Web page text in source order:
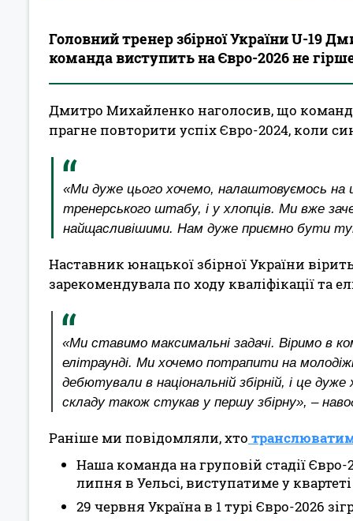
Головний тренер збірної України U-19
команда виступить на Євро-2026 не
Дмитро Михайленко наголосив, що
прагне повторити успіх Євро-2024, коли
«Ми дуже цього хочемо, налаштовуємось на
тренерського штабу, і у хлопців. Ми вже
найщасливішими. Нам дуже приємно бути
Наставник юнацької збірної України
зарекомендувала по ходу кваліфікації та
«Ми ставимо максимальні задачі. Віримо в
елітраунді. Ми хочемо потрапити на
дебютували в національній збірній, і це
складу також стукав у першу збірну», –
Раніше ми повідомляли, хто
Наша команда на груповій стадії
липня в Уельсі, виступатиме у
29 червня Україна в 1 турі Євро-2026